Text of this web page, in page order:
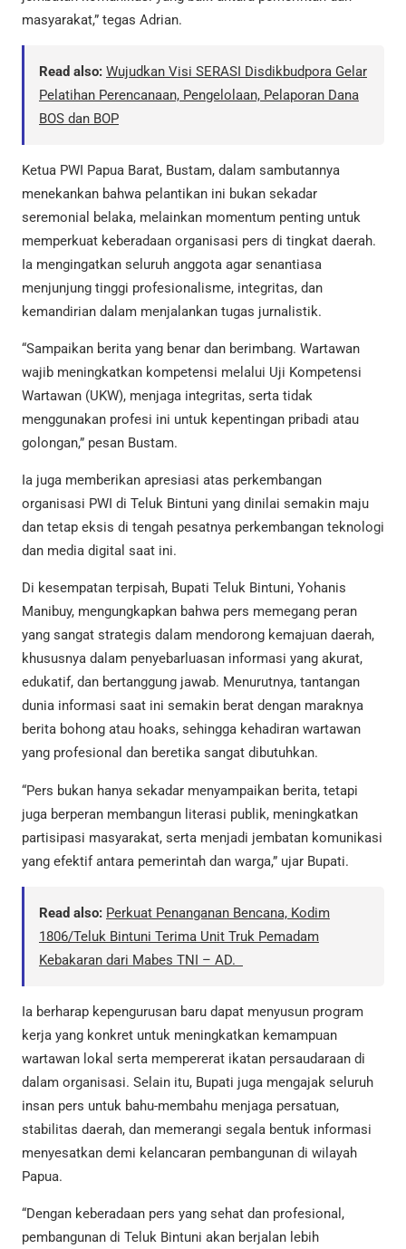
masyarakat,” tegas Adrian.
Read also: Wujudkan Visi SERASI Disdikbudpora Gelar
Pelatihan Perencanaan, Pengelolaan, Pelaporan Dana
BOS dan BOP
Ketua PWI Papua Barat, Bustam, dalam sambutannya
menekankan bahwa pelantikan ini bukan sekadar
seremonial belaka, melainkan momentum penting untuk
memperkuat keberadaan organisasi pers di tingkat daerah.
Ia mengingatkan seluruh anggota agar senantiasa
menjunjung tinggi profesionalisme, integritas, dan
kemandirian dalam menjalankan tugas jurnalistik.
“Sampaikan berita yang benar dan berimbang. Wartawan
wajib meningkatkan kompetensi melalui Uji Kompetensi
Wartawan (UKW), menjaga integritas, serta tidak
menggunakan profesi ini untuk kepentingan pribadi atau
golongan,” pesan Bustam.
Ia juga memberikan apresiasi atas perkembangan
organisasi PWI di Teluk Bintuni yang dinilai semakin maju
dan tetap eksis di tengah pesatnya perkembangan teknologi
dan media digital saat ini.
Di kesempatan terpisah, Bupati Teluk Bintuni, Yohanis
Manibuy, mengungkapkan bahwa pers memegang peran
yang sangat strategis dalam mendorong kemajuan daerah,
khususnya dalam penyebarluasan informasi yang akurat,
edukatif, dan bertanggung jawab. Menurutnya, tantangan
dunia informasi saat ini semakin berat dengan maraknya
berita bohong atau hoaks, sehingga kehadiran wartawan
yang profesional dan beretika sangat dibutuhkan.
“Pers bukan hanya sekadar menyampaikan berita, tetapi
juga berperan membangun literasi publik, meningkatkan
partisipasi masyarakat, serta menjadi jembatan komunikasi
yang efektif antara pemerintah dan warga,” ujar Bupati.
Read also: Perkuat Penanganan Bencana, Kodim
1806/Teluk Bintuni Terima Unit Truk Pemadam
Kebakaran dari Mabes TNI – AD.
Ia berharap kepengurusan baru dapat menyusun program
kerja yang konkret untuk meningkatkan kemampuan
wartawan lokal serta mempererat ikatan persaudaraan di
dalam organisasi. Selain itu, Bupati juga mengajak seluruh
insan pers untuk bahu-membahu menjaga persatuan,
stabilitas daerah, dan memerangi segala bentuk informasi
menyesatkan demi kelancaran pembangunan di wilayah
Papua.
“Dengan keberadaan pers yang sehat dan profesional,
pembangunan di Teluk Bintuni akan berjalan lebih